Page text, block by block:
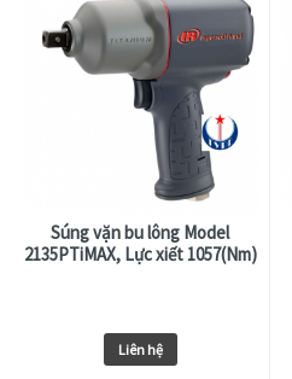
Súng vặn bu lông Model
2135PTiMAX, Lực xiết 1057(Nm)
Liên hệ